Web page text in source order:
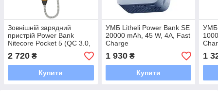
Зовнішній зарядний
пристрій Power Bank
Nitecore Pocket 5 (QC 3.0,
5000mAh), помаранчевий
2 720 ₴
Купити
УМБ Litheli Power Bank SE
20000 mAh, 45 W, 4А, Fast
Charge
1 930₴
Купити
УМБ
1